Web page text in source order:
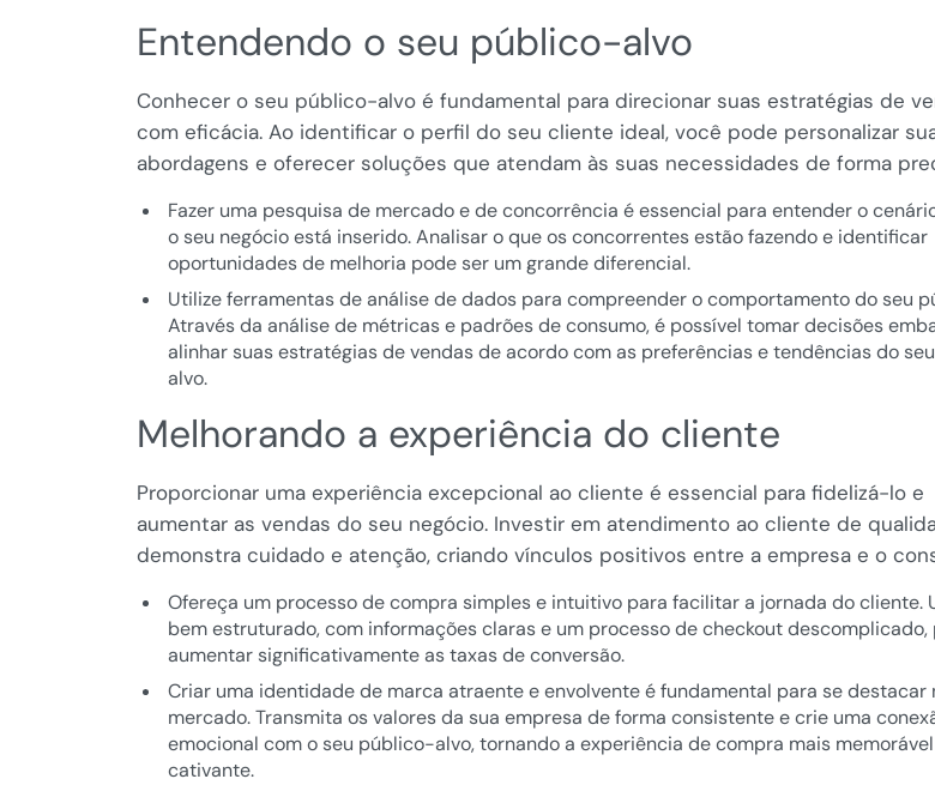
Entendendo o seu público-alvo
Conhecer o seu público-alvo é fundamental para direcionar suas estratégias de
com eficácia. Ao identificar o perfil do seu cliente ideal, você pode personalizar
abordagens e oferecer soluções que atendam às suas necessidades de forma
Fazer uma pesquisa de mercado e de concorrência é essencial para entender o
o seu negócio está inserido. Analisar o que os concorrentes estão fazendo e identificar
oportunidades de melhoria pode ser um grande diferencial.
Utilize ferramentas de análise de dados para compreender o comportamento do seu
Através da análise de métricas e padrões de consumo, é possível tomar decisões
alinhar suas estratégias de vendas de acordo com as preferências e tendências do
alvo.
Melhorando a experiência do cliente
Proporcionar uma experiência excepcional ao cliente é essencial para fidelizá-lo e
aumentar as vendas do seu negócio. Investir em atendimento ao cliente de
demonstra cuidado e atenção, criando vínculos positivos entre a empresa e o
Ofereça um processo de compra simples e intuitivo para facilitar a jornada do cliente.
bem estruturado, com informações claras e um processo de checkout descomplicado,
aumentar significativamente as taxas de conversão.
Criar uma identidade de marca atraente e envolvente é fundamental para se destacar
mercado. Transmita os valores da sua empresa de forma consistente e crie uma
emocional com o seu público-alvo, tornando a experiência de compra mais
cativante.